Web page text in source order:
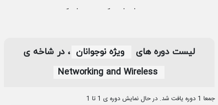
لیست دوره های ویژه نوجوانان ، در شاخه ی
Networking and Wireless
جمعا 1 دوره یافت شد. در حال نمایش دوره ی 1 تا 1